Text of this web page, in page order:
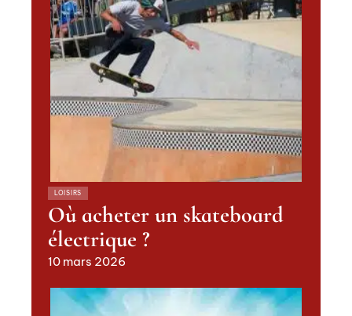
LOISIRS
Où acheter un skateboard
électrique ?
10 mars 2026